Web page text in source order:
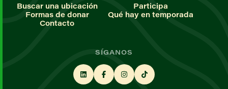
Buscar una ubicación
Participa
Formas de donar
Qué hay en temporada
Contacto
SÍGANOS